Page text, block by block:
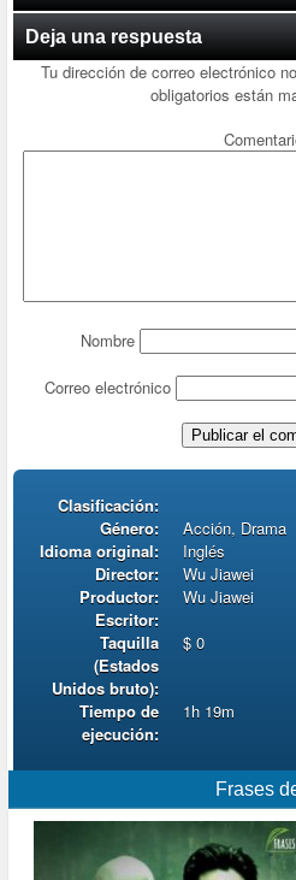
Deja una respuesta
Tu dirección de correo electrónico
obligatorios están
Nombre
Correo electrónico
Clasificación:
Género:
Acción, Drama
Idioma original:
Inglés
Director:
Wu Jiawei
Productor:
Wu Jiawei
Escritor:
Taquilla
(Estados
Unidos bruto):
$ 0
Tiempo de
ejecución:
1h 19m
Frases